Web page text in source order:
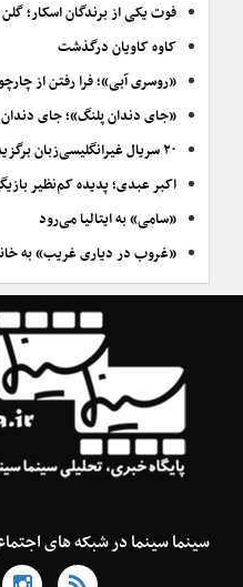
فوت یکی از برندگان اسکار؛
کاوه کاویان درگذشت
«روسری آبی»؛ فرا رفتن از
«جای دندان پلنگ»؛ جای
۲۰ سریال غیرانگلیسی‌زبان برگزیده سال‌های اخیر
اکبر عبدی؛ پدیده کم‌نظیر
«سامی» به ایتالیا می‌رود
«غروب در دیاری غریب» به
سینما سینما در شبکه های